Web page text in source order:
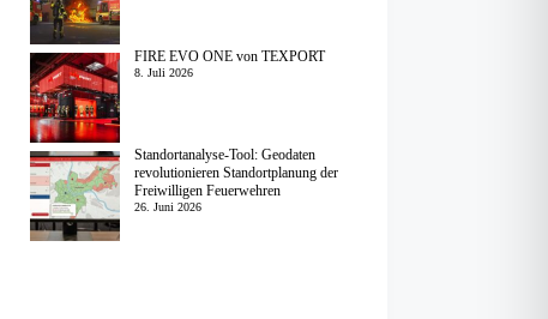
FIRE EVO ONE von TEXPORT
8. Juli 2026
Standortanalyse-Tool: Geodaten
revolutionieren Standortplanung der
Freiwilligen Feuerwehren
26. Juni 2026